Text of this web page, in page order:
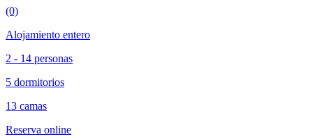
(0)
Alojamiento entero
2 - 14 personas
5 dormitorios
13 camas
Reserva online